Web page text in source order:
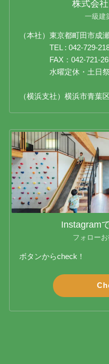
株式会
一級建
（本社）東京都町田市成
TEL : 042-729-
FAX：042-721-
水曜定休・土日祭
（横浜支社）横浜市青葉
Instagram
フォロー
ボタンからcheck！